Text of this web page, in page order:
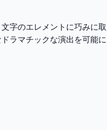
字のエレメントに巧み
ラマチックな演出を可能に